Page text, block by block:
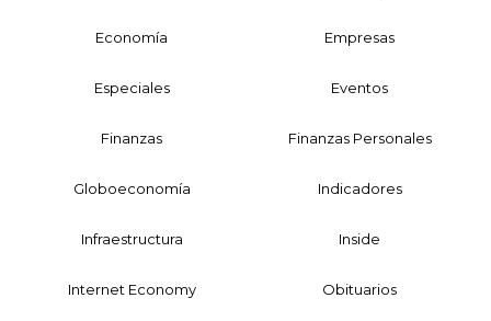
Economía Empresas
Especiales Eventos
Finanzas Finanzas Personales
Globoeconomía Indicadores
Infraestructura Inside
Internet Economy Obituarios